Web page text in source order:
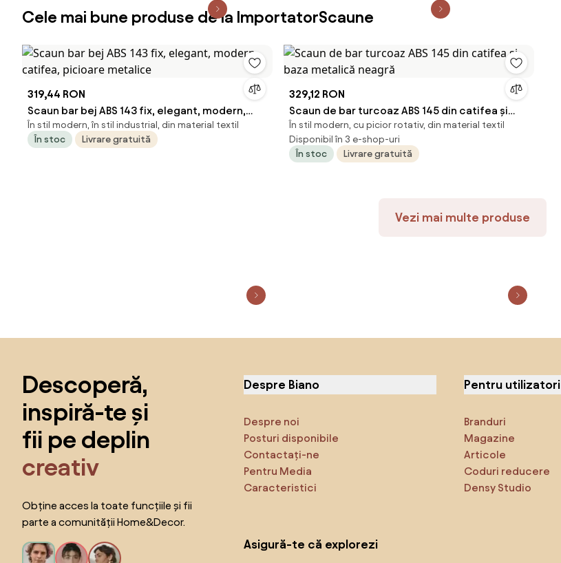
Cele mai bune produse de la ImportatorScaune
319,44 RON
Scaun bar bej ABS 143 fix, elegant, modern,
catifea, picioare metalice
În stil modern, în stil industrial, din material textil
În stoc
Livrare gratuită
329,12 RON
Scaun de bar turcoaz ABS 145 din catifea și
baza metalică neagră
În stil modern, cu picior rotativ, din material textil
Disponibil în 3 e-shop-uri
În stoc
Livrare gratuită
Vezi mai multe produse
Descoperă,
inspiră-te și
fii pe deplin
creativ
Obține acces la toate funcțiile și fii
parte a comunității Home&Decor.
Despre Biano
Despre noi
Posturi disponibile
Contactați-ne
Pentru Media
Caracteristici
Pentru utilizatori
Branduri
Magazine
Articole
Coduri reducere
Densy Studio
Asigură-te că explorezi